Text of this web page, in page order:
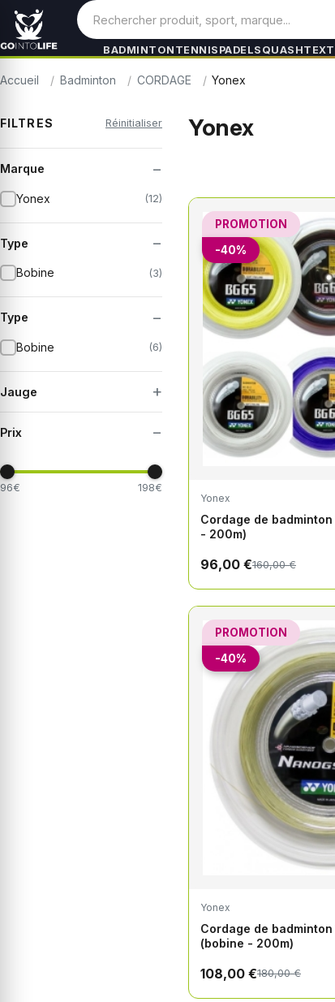
BADMINTON TENNIS PADELSQUASH
Accueil Badminton CORDAGE Yonex
FILTRES Réinitialiser
Marque −
Yonex (12)
Type −
Bobine (3)
Type −
Bobine (6)
Jauge +
Prix −
96€ 198€
Yonex
PROMOTION
-40%
Yonex
Cordage de badminton
- 200m)
96,00 €160,00 €
PROMOTION
-40%
Yonex
Cordage de badminton
(bobine - 200m)
108,00 €180,00 €